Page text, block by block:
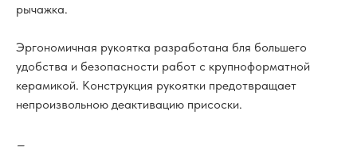
рычажка.
Эргономичная рукоятка разработана бля большего
удобства и безопасности работ с крупноформатной
керамикой. Конструкция рукоятки предотвращает
непроизвольною деактивацию присоски.
–